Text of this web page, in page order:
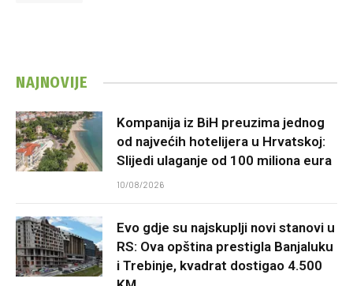
NAJNOVIJE
Kompanija iz BiH preuzima jednog
od najvećih hotelijera u Hrvatskoj:
Slijedi ulaganje od 100 miliona eura
10/08/2026
Evo gdje su najskuplji novi stanovi u
RS: Ova opština prestigla Banjaluku
i Trebinje, kvadrat dostigao 4.500